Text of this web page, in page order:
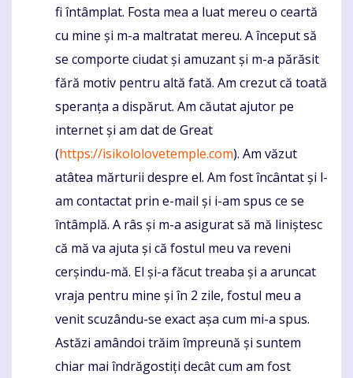
fi întâmplat. Fosta mea a luat mereu o ceartă
cu mine și m-a maltratat mereu. A început să
se comporte ciudat și amuzant și m-a părăsit
fără motiv pentru altă fată. Am crezut că toată
speranța a dispărut. Am căutat ajutor pe
internet și am dat de Great
(https://isikololovetemple.com). Am văzut
atâtea mărturii despre el. Am fost încântat și l-
am contactat prin e-mail și i-am spus ce se
întâmplă. A râs și m-a asigurat să mă liniștesc
că mă va ajuta și că fostul meu va reveni
cerșindu-mă. El și-a făcut treaba și a aruncat
vraja pentru mine și în 2 zile, fostul meu a
venit scuzându-se exact așa cum mi-a spus.
Astăzi amândoi trăim împreună și suntem
chiar mai îndrăgostiți decât cum am fost